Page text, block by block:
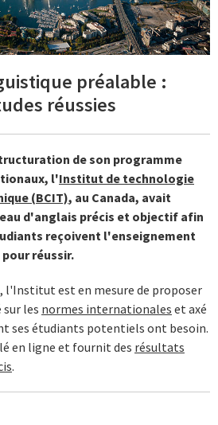
préalable :
réussies
de son programme
l'Institut de technologie
(BCIT), au Canada, avait
d'anglais précis et objectif afin
reçoivent l'enseignement
réussir.
, l'Institut est en mesure de proposer
les normes internationales et axé
ses étudiants potentiels ont besoin.
en ligne et fournit des résultats
.